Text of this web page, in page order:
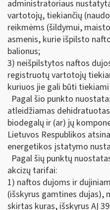
administratoriaus
vartotojų, tiekiančių
reikmėms (šildymui,
asmenis, kurie išpilsto
balionus;
3) neišpilstytos naftos
registruotų vartotojų
kuriuos jie gali būti
Pagal šio punkto
atleidžiamas
biodegalų ir (ar) jų
Lietuvos Respublikos
energetikos įstatymo
Pagal šių punktų
akcizų tarifai:
1) naftos dujoms ir
(išskyrus gamtines dujas),
skirtas kuras, išskyrus AĮ